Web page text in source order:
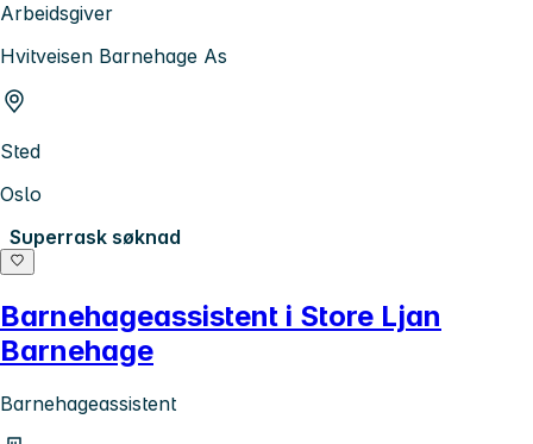
Arbeidsgiver
Hvitveisen Barnehage As
Sted
Oslo
Superrask søknad
Barnehageassistent i Store Ljan
Barnehage
Barnehageassistent